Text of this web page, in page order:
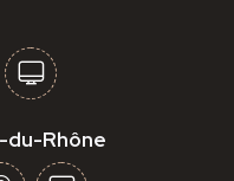
Rhône